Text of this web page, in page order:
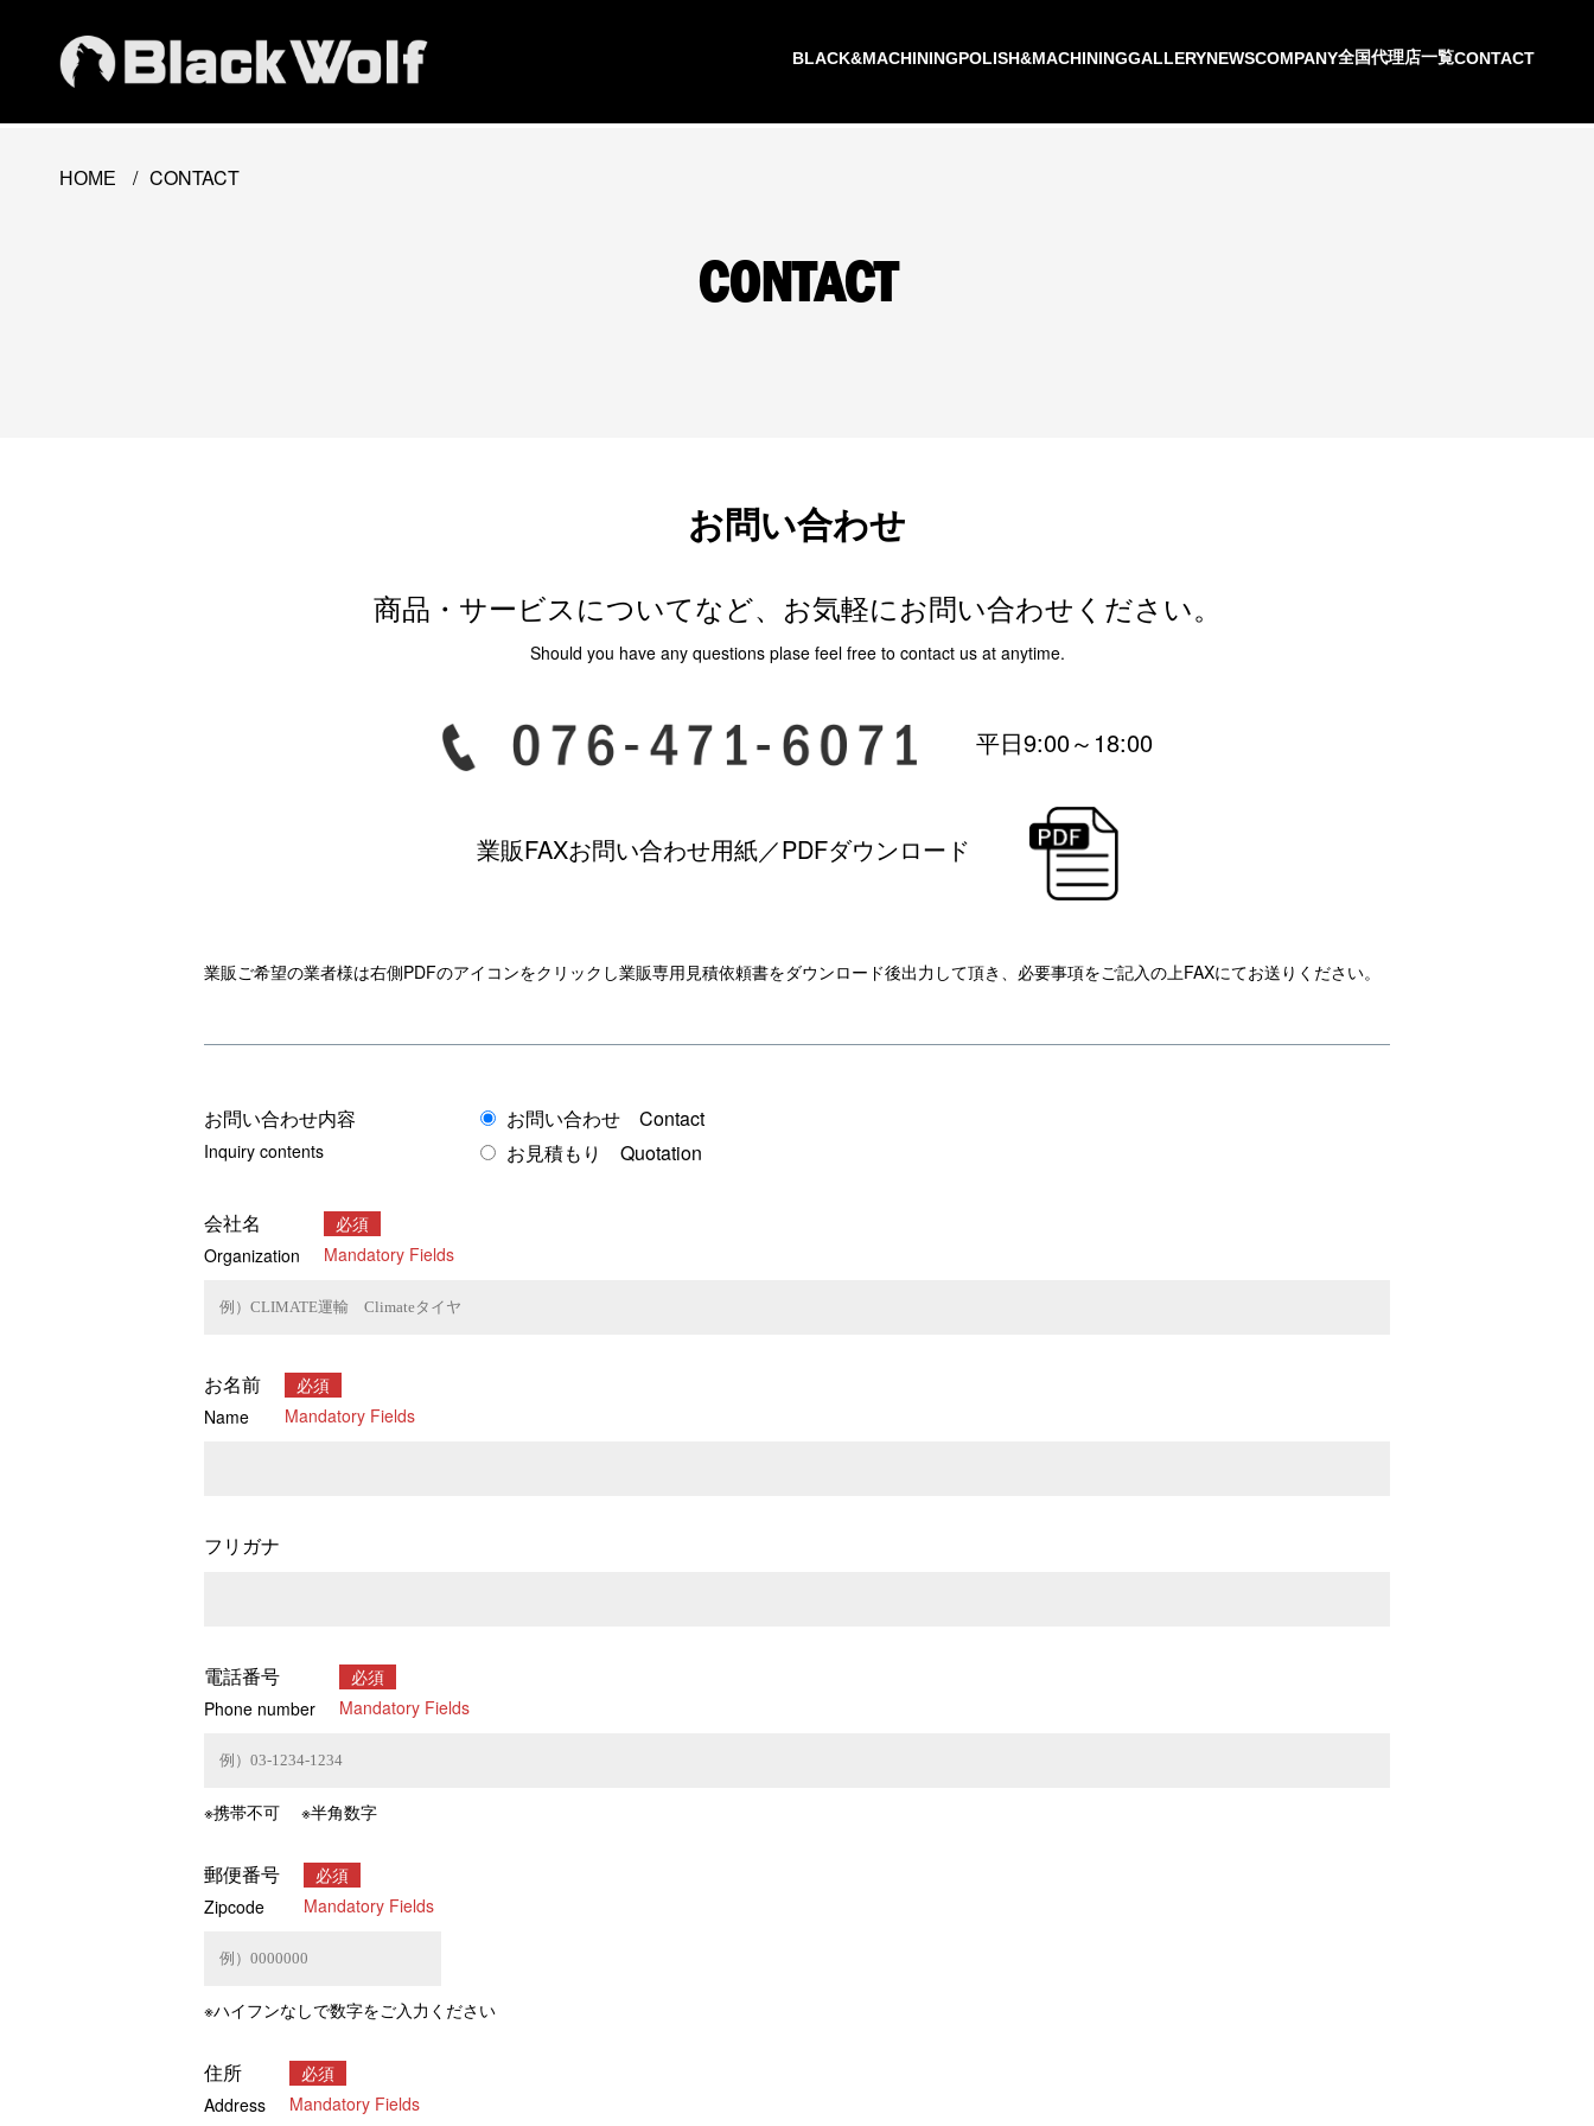
BLACK&MACHININGPOLISH&MACHININGGALLERYNEWSCOMPANY全国代理店一覧CONTACT
HOME / CONTACT
CONTACT
お問い合わせ
商品・サービスについてなど、お気軽にお問い合わせください。
Should you have any questions plase feel free to contact us at anytime.
平日9:00～18:00
業販FAXお問い合わせ用紙／PDFダウンロード
業販ご希望の業者様は右側PDFのアイコンをクリックし業販専用見積依頼書をダウンロード後出力して頂き、必要事項をご記入の上FAXにてお送りください。
お問い合わせ内容
Inquiry contents
お問い合わせ Contact
お見積もり Quotation
会社名
Organization
必須
Mandatory Fields
お名前
Name
必須
Mandatory Fields
フリガナ
電話番号
Phone number
必須
Mandatory Fields
※携帯不可 ※半角数字
郵便番号
Zipcode
必須
Mandatory Fields
※ハイフンなしで数字をご入力ください
住所
Address
必須
Mandatory Fields